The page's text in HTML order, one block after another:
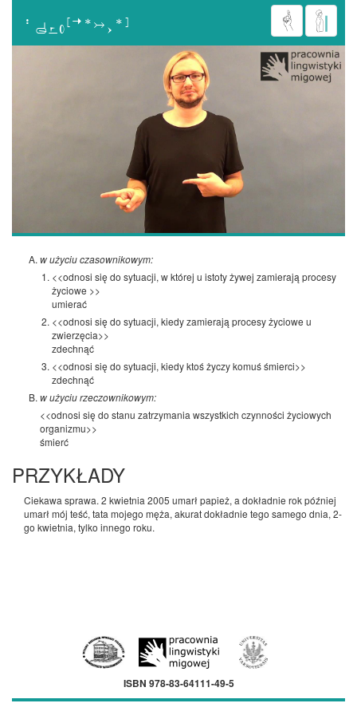

w użyciu czasownikowym:
<<odnosi się do sytuacji, w której u istoty żywej zamierają procesy
życiowe >>
umierać
<<odnosi się do sytuacji, kiedy zamierają procesy życiowe u
zwierzęcia>>
zdechnąć
<<odnosi się do sytuacji, kiedy ktoś życzy komuś śmierci>>
zdechnąć
w użyciu rzeczownikowym:
<<odnosi się do stanu zatrzymania wszystkich czynności życiowych
organizmu>>
śmierć
PRZYKŁADY
Ciekawa sprawa. 2 kwietnia 2005 umarł papież, a dokładnie rok później
umarł mój teść, tata mojego męża, akurat dokładnie tego samego dnia, 2-
go kwietnia, tylko innego roku.
ISBN 978-83-64111-49-5